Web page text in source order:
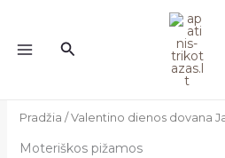
turinio
Paieška
Pradžia /Valentino dienos dovana
Moteriškos pižamos